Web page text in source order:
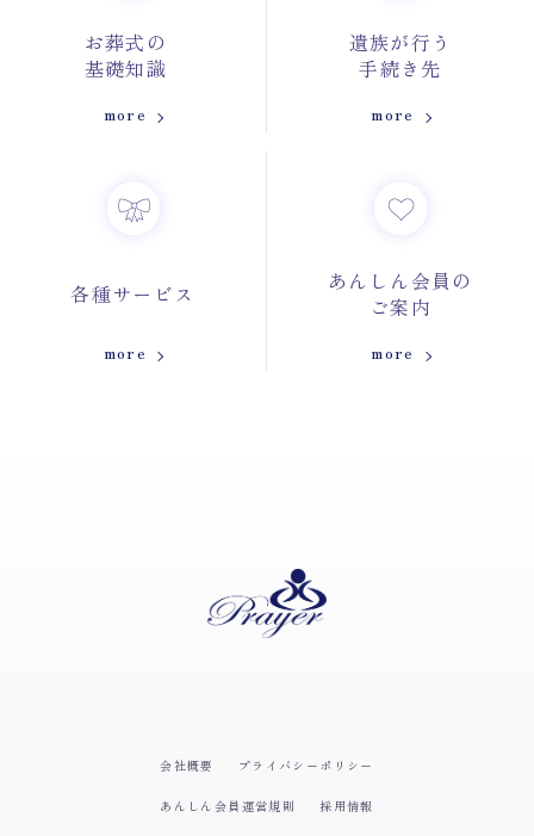
お葬式の
基礎知識
more
遺族が行う
手続き先
more
各種サービス
more
あんしん会員の
ご案内
more
会社概要 プライバシーポリシー
あんしん会員運営規則 採用情報